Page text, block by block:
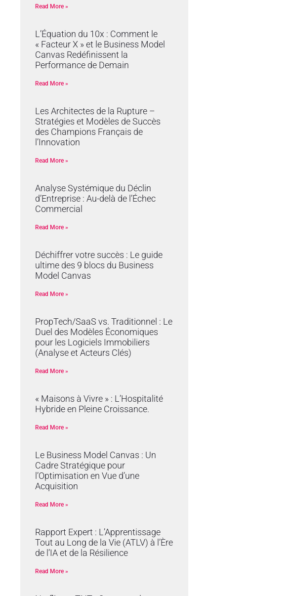
Read More »
L’Équation du 10x : Comment le
« Facteur X » et le Business Model
Canvas Redéfinissent la
Performance de Demain
Read More »
Les Architectes de la Rupture –
Stratégies et Modèles de Succès
des Champions Français de
l’Innovation
Read More »
Analyse Systémique du Déclin
d’Entreprise : Au-delà de l’Échec
Commercial
Read More »
Déchiffrer votre succès : Le guide
ultime des 9 blocs du Business
Model Canvas
Read More »
PropTech/SaaS vs. Traditionnel : Le
Duel des Modèles Économiques
pour les Logiciels Immobiliers
(Analyse et Acteurs Clés)
Read More »
« Maisons à Vivre » : L’Hospitalité
Hybride en Pleine Croissance.
Read More »
Le Business Model Canvas : Un
Cadre Stratégique pour
l’Optimisation en Vue d’une
Acquisition
Read More »
Rapport Expert : L’Apprentissage
Tout au Long de la Vie (ATLV) à l’Ère
de l’IA et de la Résilience
Read More »